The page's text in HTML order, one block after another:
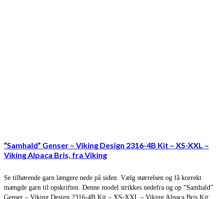
“Samhald” Genser – Viking Design 2316-4B Kit – XS-XXL –
Viking Alpaca Bris, fra Viking
Se tilhørende garn længere nede på siden. Vælg størrelsen og få korrekt
mængde garn til opskriften. Denne model strikkes nedefra og op “Samhald”
Genser – Viking Design 2316-4B Kit – XS-XXL – Viking Alpaca Bris Kit: